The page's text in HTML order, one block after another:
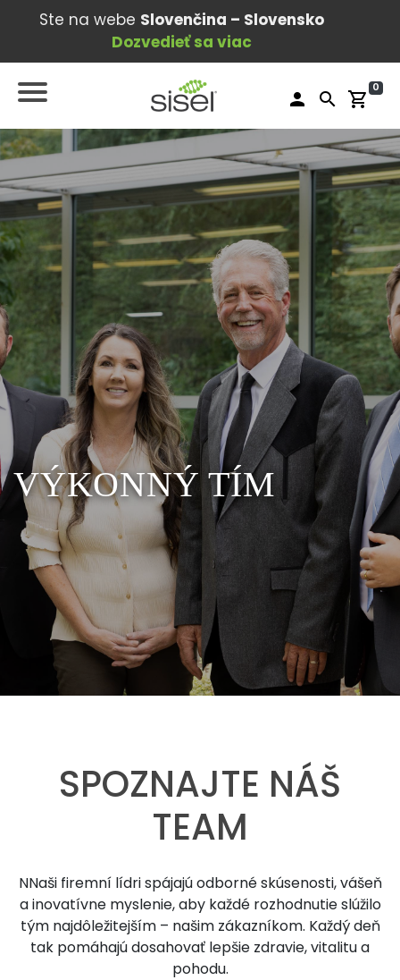
Ste na webe Slovenčina – Slovensko
Dozvedieť sa viac
person search shopping_cart
0
VÝKONNÝ TÍM
SPOZNAJTE NÁŠ
TEAM
NNaši firemní lídri spájajú odborné skúsenosti, vášeň
a inovatívne myslenie, aby každé rozhodnutie slúžilo
tým najdôležitejším – našim zákazníkom. Každý deň
tak pomáhajú dosahovať lepšie zdravie, vitalitu a
pohodu.